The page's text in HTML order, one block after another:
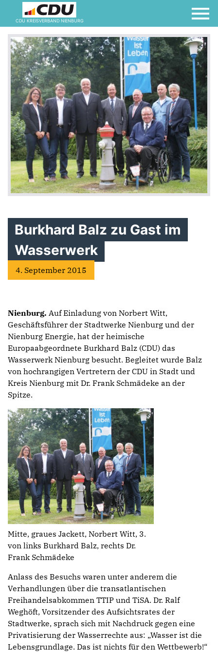
CDU KREISVERBAND NIENBURG
Burkhard Balz zu Gast im
Wasserwerk
4. September 2015
Nienburg. Auf Einladung von Norbert Witt,
Geschäftsführer der Stadtwerke Nienburg und der
Nienburg Energie, hat der heimische
Europaabgeordnete Burkhard Balz (CDU) das
Wasserwerk Nienburg besucht. Begleitet wurde Balz
von hochrangigen Vertretern der CDU in Stadt und
Kreis Nienburg mit Dr. Frank Schmädeke an der
Spitze.
Mitte, graues Jackett, Norbert Witt, 3.
von links Burkhard Balz, rechts Dr.
Frank Schmädeke
Anlass des Besuchs waren unter anderem die
Verhandlungen über die transatlantischen
Freihandelsabkommen TTIP und TiSA. Dr. Ralf
Weghöft, Vorsitzender des Aufsichtsrates der
Stadtwerke, sprach sich mit Nachdruck gegen eine
Privatisierung der Wasserrechte aus: „Wasser ist die
Lebensgrundlage. Das ist nichts für den Wettbewerb!“